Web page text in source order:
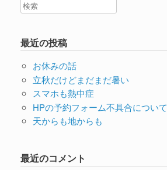
最近の投稿
お休みの話
立秋だけどまだまだ暑い
スマホも熱中症
HPの予約フォーム不具合について
天からも地からも
最近のコメント